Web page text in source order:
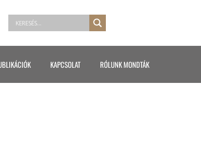
KAPCSOLAT RÓLUNK MONDTÁK